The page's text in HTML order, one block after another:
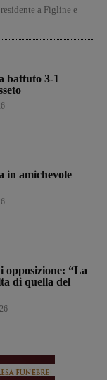
a Figline e
battuto 3-1
in amichevole
opposizione: “La
di quella del